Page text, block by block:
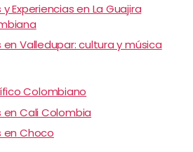
y Experiencias en La Guajira
en Valledupar: cultura y música
Colombiano
en Cali Colombia
en Choco